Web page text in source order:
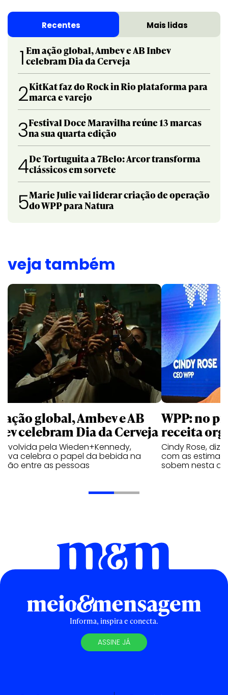
Recentes Mais lidas
1 Em ação global, Ambev e AB Inbev
celebram Dia da Cerveja
2KitKat faz do Rock in Rio plataforma para
marca e varejo
3Festival Doce Maravilha reúne 13 marcas
na sua quarta edição
4De Tortuguita a 7Belo: Arcor transforma
clássicos em sorvete
5Marie Julie vai liderar criação de operação
do WPP para Natura
veja também
ação global, Ambev e AB
celebram Dia da Cerveja
pela Wieden+Kennedy,
celebra o papel da bebida na
entre as pessoas
WPP: no
receita
Cindy Rose, diz
com as
sobem nesta
Informa, inspira e conecta.
ASSINE JÁ